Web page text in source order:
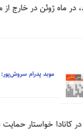
ماه ژوئن در خارج
موبد پدرام
خواستار حمایت